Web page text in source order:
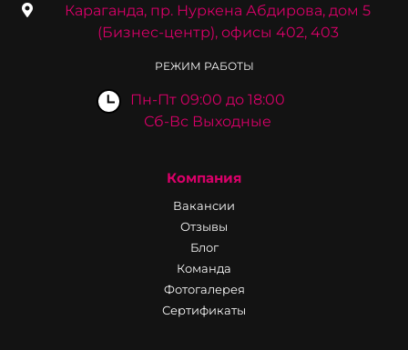
Караганда, пр. Нуркена Абдирова, дом 5
(Бизнес-центр), офисы 402, 403
РЕЖИМ РАБОТЫ
Пн-Пт 09:00 до 18:00
Сб-Вс Выходные
Компания
Вакансии
Отзывы
Блог
Команда
Фотогалерея
Сертификаты